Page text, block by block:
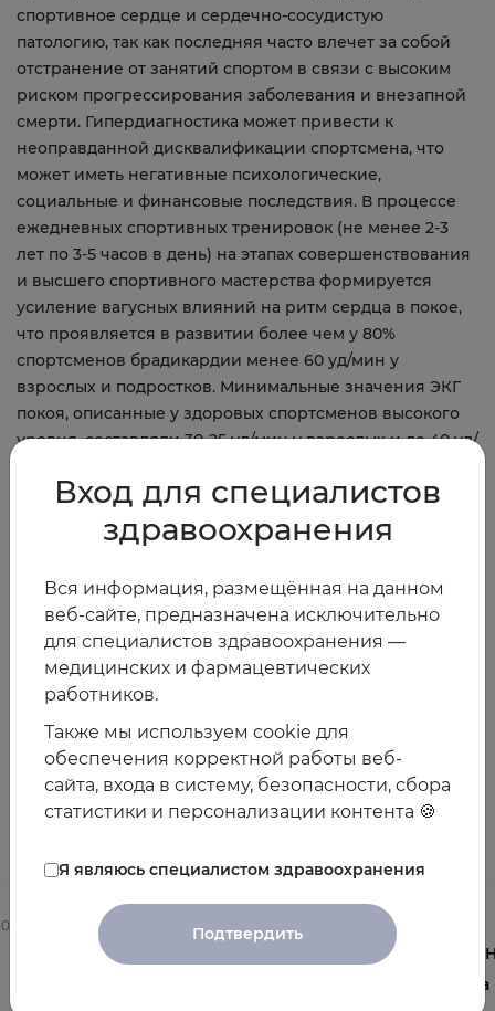
спортивное сердце и сердечно-сосудистую
патологию, так как последняя часто влечет за собой
отстранение от занятий спортом в связи с высоким
риском прогрессирования заболевания и внезапной
смерти. Гипердиагностика может привести к
неоправданной дисквалификации спортсмена, что
может иметь негативные психологические,
социальные и финансовые последствия. В процессе
ежедневных спортивных тренировок (не менее 2-3
лет по 3-5 часов в день) на этапах совершенствования
и высшего спортивного мастерства формируется
усиление вагусных влияний на ритм сердца в покое,
что проявляется в развитии более чем у 80%
спортсменов брадикардии менее 60 уд/мин у
взрослых и подростков. Минимальные значения ЭКГ
покоя, описанные у здоровых спортсменов высокого
уровня, составляли 30-25 уд/мин у взрослых и до 40 уд/
Новость от информационного партнера Ассоциации
soslanenginoev
13.06.2017
Предыдущая
новость
Другие новости
03.08.2026
Осведомленность врачей о
V
Вход для специалистов
здравоохранения
Вся информация, размещённая на данном
веб-сайте, предназначена исключительно
для специалистов здравоохранения —
медицинских и фармацевтических
работников.
Также мы используем cookie для
обеспечения корректной работы веб-
сайта, входа в систему, безопасности, сбора
статистики и персонализации контента 🍪
Я являюсь специалистом здравоохранения
Подтвердить